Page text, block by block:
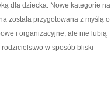
dla dziecka. Nowe kategorie na
została przygotowana z myślą o
i organizacyjne, ale nie lubią
w sposób bliski